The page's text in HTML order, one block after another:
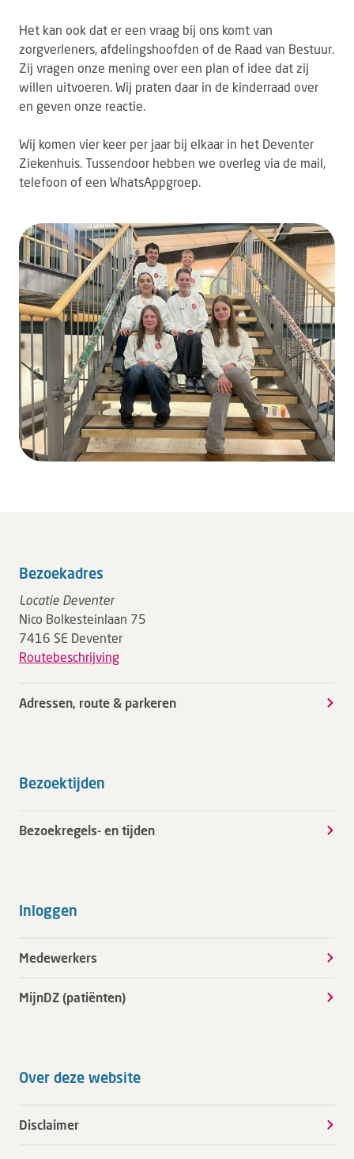
Het kan ook dat er een vraag bij ons komt van
zorgverleners, afdelingshoofden of de Raad van Bestuur.
Zij vragen onze mening over een plan of idee dat zij
willen uitvoeren. Wij praten daar in de kinderraad over
en geven onze reactie.
Wij komen vier keer per jaar bij elkaar in het Deventer
Ziekenhuis. Tussendoor hebben we overleg via de mail,
telefoon of een WhatsAppgroep.
Bezoekadres
Locatie Deventer
Nico Bolkesteinlaan 75
7416 SE Deventer
Routebeschrijving
Adressen, route & parkeren
Bezoektijden
Bezoekregels- en tijden
Inloggen
Medewerkers
MijnDZ (patiënten)
Over deze website
Disclaimer